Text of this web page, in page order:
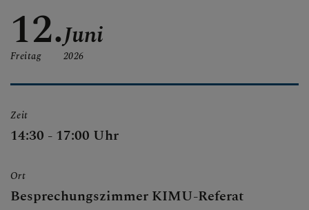
INTERN
12.
Freitag
Juni
2026
Zeit
14:30 - 17:00 Uhr
Ort
Besprechungszimmer KIMU-Referat